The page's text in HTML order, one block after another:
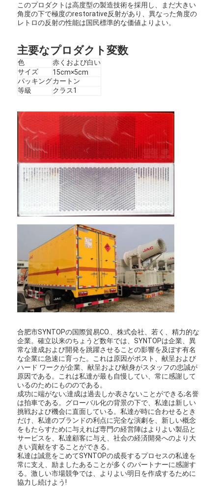
家へ
製品
VRショー
わたしたち に つい て
このプロダクトは高度型の製造技術を採用し、まだ大きい
角度の下で極度のrestorative反射があり、異なった角度の
レトロの反射の性能は国民標準的な価値よりよい。
主要なプロダクト変数
色
赤くおよび白い
サイズ
15cm×5cm
パッキングカートン
等級
クラス1
合肥市SYNTOPの国際貿易CO.、株式会社、若く、精力的な
企業。確立以来のちょうど数年では、SYNTOPは企業、異
常な達成および開発を跳躍させることの影響を及ぼす有名
な企業に急速に育った。これは原因がポスト、献呈および
ハード ワークが企業、献呈および献身がスタッフの忠誠が
原因である。これは私達が最も自慢してい、常に感謝して
いるのためにもののである。
成功に端がない;達成は過去しか表さないことができる;名誉
は拍車である。グローバル化の背景の下で、私達は新しい
挑戦および機会に直面している。私達が時に合わせるとき
だけ、私達のブランドの利点に完全な演劇を、新しい概念
をもたらすために与えれば専門の経営陣はよりよい製品と
サービスを、私達顧客に与え、社会の経済開発へのより大
きい貢献をすることができる。
私達は誠意をこめてSYNTOPの成長するプロセスの私達を
常に支え、励ましたあることが多くのパートナーに感謝す
る。激しい市場競争では、よりよい明日を作成するために
協力し続けよう!